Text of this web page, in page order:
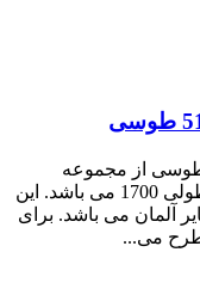
ماشینی زمرد مشهد طرح کد 5105 طوسی از مجموعه
محصولات 410 شانه بوده که دارای تراکم طولی 1700 می باشد. این
اکریلیک بایر آلمان می باشد. برای
طرح می...